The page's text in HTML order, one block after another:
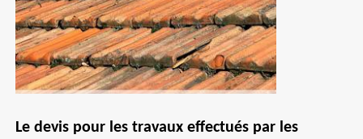
Le devis pour les travaux effectués par les